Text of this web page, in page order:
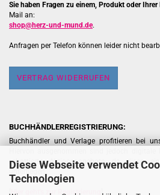
Diese Webseite verwendet
Technologien
Sie haben Fragen zu einem, Produkt oder
Mail an:
shop@herz-und-mund.de.
Anfragen per Telefon können leider nicht
VERTRAG WIDERRUFEN
BUCHHÄNDLERREGISTRIERUNG:
Buchhändler und Verlage profitieren bei
rabattierte Aktionsangebote, da diese
[ Hier geht's zur Registrierung ]